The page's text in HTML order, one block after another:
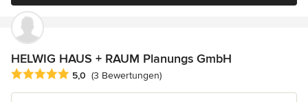
HELWIG HAUS + RAUM Planungs GmbH
Durchschnittliche Bewertung: 5 von 5 Sternen
5,0 (3 Bewertungen)